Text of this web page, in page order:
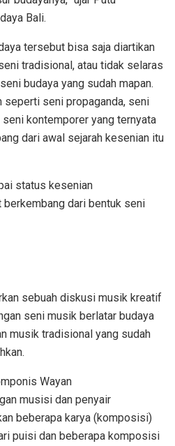
Bali.
tersebut bisa saja diartikan
tradisional, atau tidak selaras
budaya yang sudah mapan.
seni propaganda, seni
kontemporer yang ternyata
dari awal sejarah kesenian itu
status kesenian
berkembang dari bentuk seni
sebuah diskusi musik kreatif
seni musik berlatar budaya
musik tradisional yang sudah
Wayan
musisi dan penyair
beberapa karya (komposisi)
puisi dan beberapa komposisi